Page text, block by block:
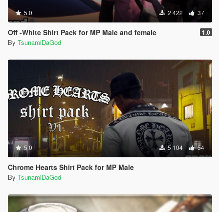
5.0 2 422 37
Off -White Shirt Pack for MP Male and female 1.0
By TsunamiDaGod
5.0 5 104 54
Chrome Hearts Shirt Pack for MP Male
By TsunamiDaGod